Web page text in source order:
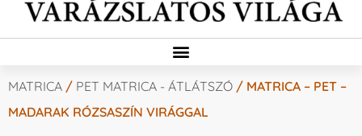
MATRICA / PET MATRICA - ÁTLÁTSZÓ / MATRICA – PET –
MADARAK RÓZSASZÍN VIRÁGGAL